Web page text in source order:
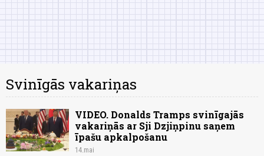
Svinīgās vakariņas
VIDEO. Donalds Tramps svinīgajās
vakariņās ar Sji Dzjiņpinu saņem
īpašu apkalpošanu
14.mai